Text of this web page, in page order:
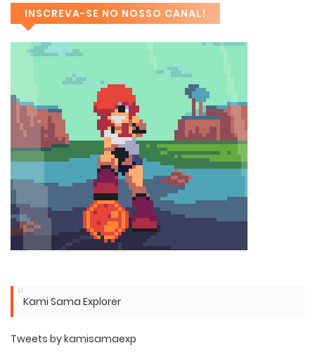
INSCREVA-SE NO NOSSO CANAL!
Kami Sama Explorer
Tweets by kamisamaexp